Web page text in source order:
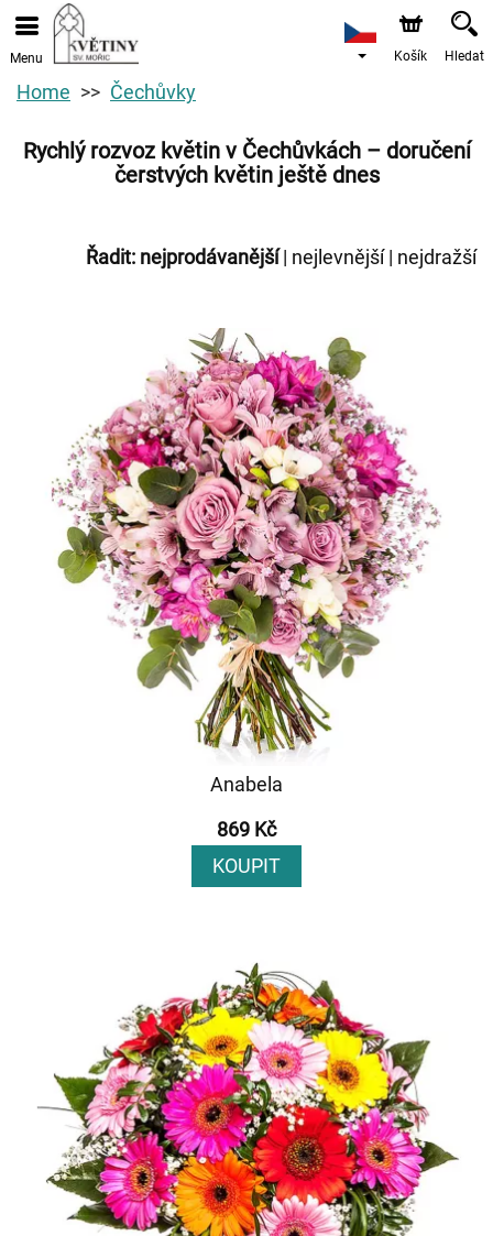
Menu Košík Hledat
Home Čechůvky
Rychlý rozvoz květin v Čechůvkách – doručení
čerstvých květin ještě dnes
Řadit: nejprodávanější| nejlevnější| nejdražší
Anabela
869 Kč
KOUPIT